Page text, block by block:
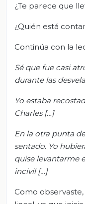
¿Te parece que
¿Quién está
Continúa con la
Sé que fue casi
durante las
Yo estaba
Charles […]
En la otra punta
sentado. Yo
quise levantarme
incivil […]
Como